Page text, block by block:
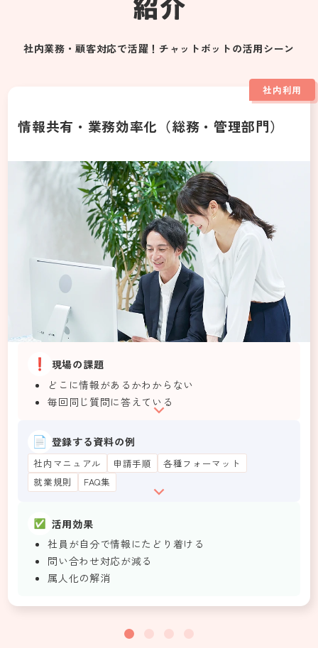
社内業務・顧客対応で活躍！チャットボットの活用シーン
社内利用
情報共有・業務効率化（総務・管理部門）
現場の課題
どこに情報があるかわからない
毎回同じ質問に答えている
登録する資料の例
社内マニュアル 申請手順
各種フォーマット
就業規則
FAQ集
活用効果
社員が自分で情報にたどり着ける
問い合わせ対応が減る
属人化の解消